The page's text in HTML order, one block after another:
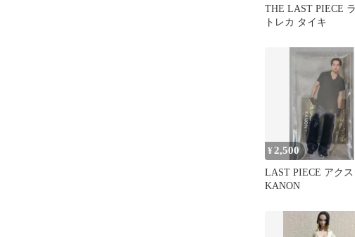
THE LAST PIECE
トレカ タイキ
¥2,500
LAST PIECE アク
KANON